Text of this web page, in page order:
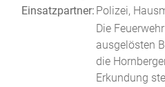
Einsatzpartner: Polizei,
Die
ausgelösten
die
Erkundung